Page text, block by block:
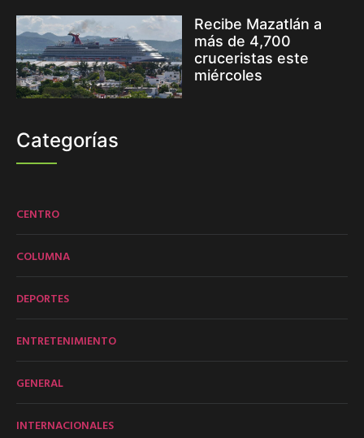
Recibe Mazatlán a
más de 4,700
cruceristas este
miércoles
Categorías
CENTRO
COLUMNA
DEPORTES
ENTRETENIMIENTO
GENERAL
INTERNACIONALES